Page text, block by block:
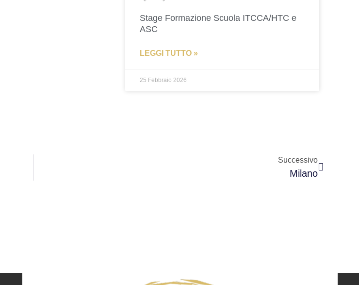
Stage Formazione Scuola ITCCA/HTC e
ASC
LEGGI TUTTO »
25 Febbraio 2026
Successivo
Milano